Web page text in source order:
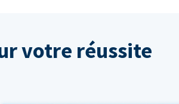
votre réussite